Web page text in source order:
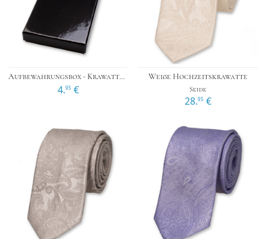
Kontakt
Aufbewahrungsbox - Krawatten
4.95 €
Weiße Hochzeitskrawatte
Seide
28.95 €